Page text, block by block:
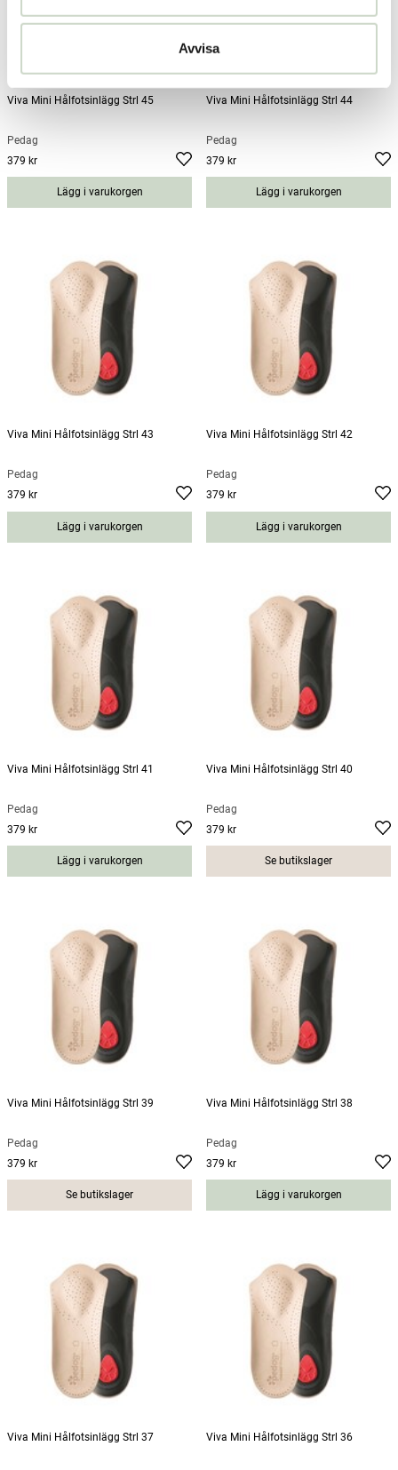
Avvisa
Viva Mini Hålfotsinlägg Strl 45
Pedag
Pris:
379 kr
Lägg i varukorgen
Viva Mini Hålfotsinlägg Strl 44
Pedag
Pris:
379 kr
Lägg i varukorgen
Viva Mini Hålfotsinlägg Strl 43
Pedag
Pris:
379 kr
Lägg i varukorgen
Viva Mini Hålfotsinlägg Strl 42
Pedag
Pris:
379 kr
Lägg i varukorgen
Viva Mini Hålfotsinlägg Strl 41
Pedag
Pris:
379 kr
Lägg i varukorgen
Viva Mini Hålfotsinlägg Strl 40
Pedag
Pris:
379 kr
Se butikslager
Viva Mini Hålfotsinlägg Strl 39
Pedag
Pris:
379 kr
Se butikslager
Viva Mini Hålfotsinlägg Strl 38
Pedag
Pris:
379 kr
Lägg i varukorgen
Viva Mini Hålfotsinlägg Strl 37 Viva Mini Hålfotsinlägg Strl 36